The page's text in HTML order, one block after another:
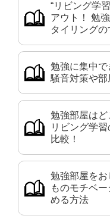
“リビング学
アウト！ 勉
タイリングの
勉強に集中
騒音対策や部
勉強部屋は
リビング学
比較！
勉強部屋を
ものモチベ
める方法